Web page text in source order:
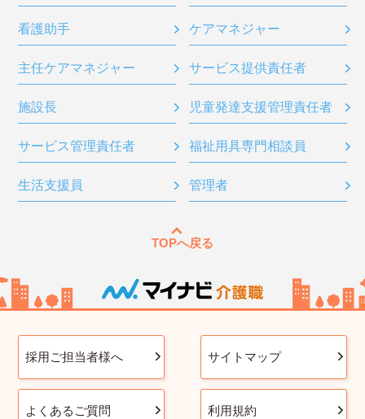
看護助手 ケアマネジャー
主任ケアマネジャー サービス提供責任者
施設長 児童発達支援管理責任者
サービス管理責任者 福祉用具専門相談員
生活支援員 管理者
TOPへ戻る
採用ご担当者様へ サイトマップ
よくあるご質問 利用規約